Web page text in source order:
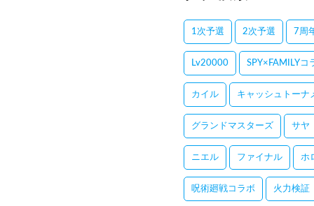
1次予選 2次予選 7周
Lv20000 SPY×FAMILYコ
カイル キャッシュトーナ
グランドマスターズ サヤ
ニエル ファイナル ホ
呪術廻戦コラボ 火力検証